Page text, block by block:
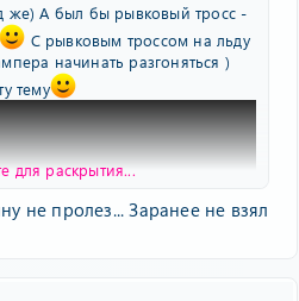
же) А был бы рывковый тросс -
С рывковым троссом на льду
начинать разгоняться )
тему
для раскрытия...
не пролез... Заранее не взял